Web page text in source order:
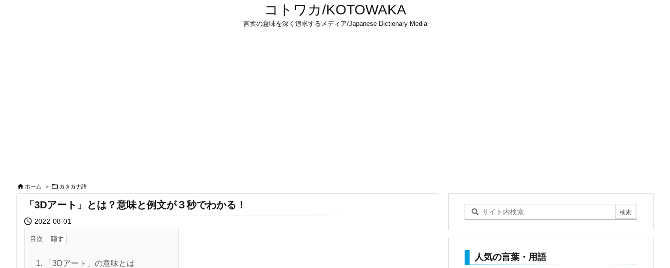
コトワカ/KOTOWAKA
言葉の意味を深く追求するメディア/Japanese Dictionary Media
 ホーム >  カタカナ語
「3Dアート」とは？意味と例文が３秒でわかる！
 2022-08-01
目次
1. 「3Dアート」の意味とは
人気の言葉・用語